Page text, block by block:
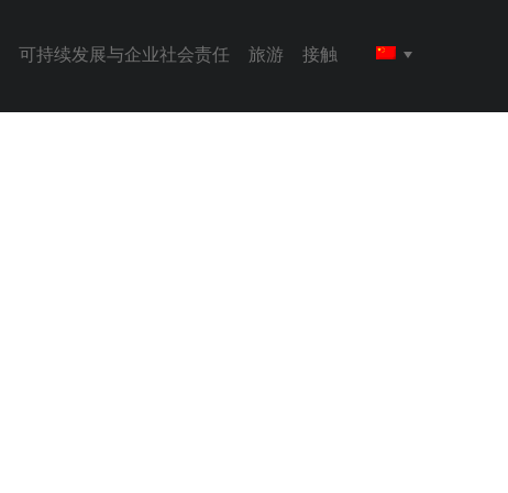
可持续发展与企业社会责任 旅游 接触